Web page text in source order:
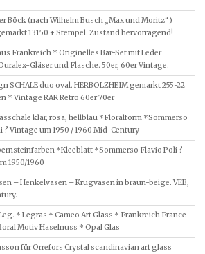
Böck (nach Wilhelm Busch „Max und Moritz“)
13150 + Stempel. Zustand hervorragend!
Frankreich * Originelles Bar-Set mit Leder
Gläser und Flasche. 50er, 60er Vintage.
SCHALE duo oval. HERBOLZHEIM gemarkt 255-22
* Vintage RAR Retro 60er 70er
klar, rosa, hellblau *Floralform *Sommerso
? Vintage um 1950 / 1960 Mid-Century
*Kleeblatt *Sommerso Flavio Poli ?
1950/1960
– Henkelvasen – Krugvasen in braun-beige. VEB,
* Legras * Cameo Art Glass * Frankreich France
Motiv Haselnuss * Opal Glas
für Orrefors Crystal scandinavian art glass